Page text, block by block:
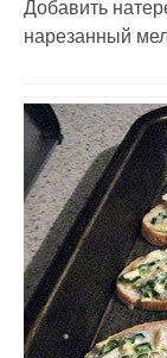
Добавить
нарезанный